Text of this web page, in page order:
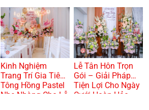
TRỌNG? 🏠🌸
Kinh Nghiệm
Trang Trí Gia Tiên
Tông Hồng Pastel
Nhẹ Nhàng Cho Lễ
Lễ Tân Hôn Trọn
Gói – Giải Pháp
Tiện Lợi Cho Ngày
Cưới Hoàn Hảo